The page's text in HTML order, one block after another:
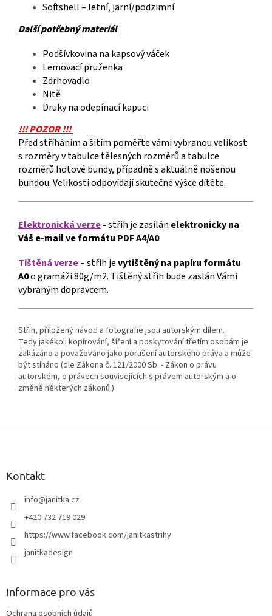
Softshell – letní, jarní/podzimní
Další potřebný materiál
Podšívkovina na kapsový váček
Lemovací pruženka
Zdrhovadlo
Nitě
Druky na odepínací kapuci
!!! POZOR !!!
Před stříháním a šitím poměřte vámi vybranou velikost
s rozměry v tabulce tělesných rozměrů a tabulce
rozměrů hotové bundy, případně s aktuálně nošenou
bundou. Velikosti odpovídají skutečné výšce dítěte.
Elektronická verze-střih je zasílán elektronickyna
Váš e-mail ve formátu PDF A4/A0.
Tištěná verze–střih jevytištěný na papíru formátu
A0o gramáži 80g/m2. Tištěný střih bude zaslán Vámi
vybraným dopravcem.
Střih, přiložený návod a fotografie jsou autorským dílem.
Tedy jakékoli kopírování, šíření a poskytování třetím osobám je
zakázáno a považováno jako porušení autorského práva a může
být stíháno (dle Zákona č. 121/2000 Sb. - Zákon o právu
autorském, o právech souvisejících s právem autorským a o
změně některých zákonů.)
Z
Kontakt
info@janitka.cz
+420 732 719 029
https://www.facebook.com/janitkastrihy
janitkadesign
Informace pro vás